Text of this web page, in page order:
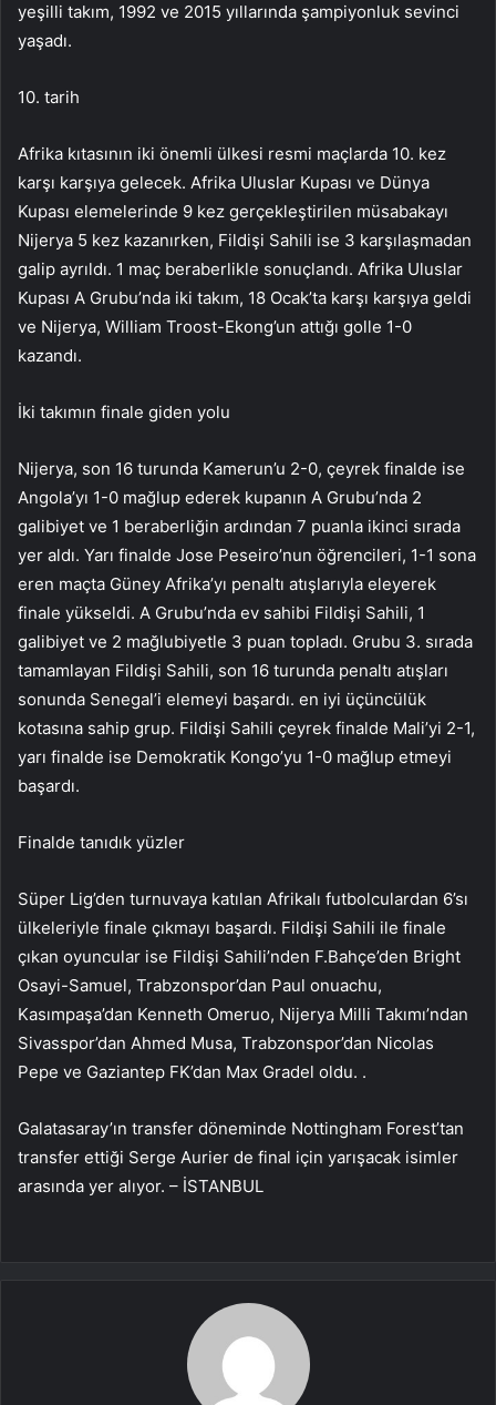
yeşilli takım, 1992 ve 2015 yıllarında şampiyonluk sevinci
yaşadı.
10. tarih
Afrika kıtasının iki önemli ülkesi resmi maçlarda 10. kez
karşı karşıya gelecek. Afrika Uluslar Kupası ve Dünya
Kupası elemelerinde 9 kez gerçekleştirilen müsabakayı
Nijerya 5 kez kazanırken, Fildişi Sahili ise 3 karşılaşmadan
galip ayrıldı. 1 maç beraberlikle sonuçlandı. Afrika Uluslar
Kupası A Grubu’nda iki takım, 18 Ocak’ta karşı karşıya geldi
ve Nijerya, William Troost-Ekong’un attığı golle 1-0
kazandı.
İki takımın finale giden yolu
Nijerya, son 16 turunda Kamerun’u 2-0, çeyrek finalde ise
Angola’yı 1-0 mağlup ederek kupanın A Grubu’nda 2
galibiyet ve 1 beraberliğin ardından 7 puanla ikinci sırada
yer aldı. Yarı finalde Jose Peseiro’nun öğrencileri, 1-1 sona
eren maçta Güney Afrika’yı penaltı atışlarıyla eleyerek
finale yükseldi. A Grubu’nda ev sahibi Fildişi Sahili, 1
galibiyet ve 2 mağlubiyetle 3 puan topladı. Grubu 3. sırada
tamamlayan Fildişi Sahili, son 16 turunda penaltı atışları
sonunda Senegal’i elemeyi başardı. en iyi üçüncülük
kotasına sahip grup. Fildişi Sahili çeyrek finalde Mali’yi 2-1,
yarı finalde ise Demokratik Kongo’yu 1-0 mağlup etmeyi
başardı.
Finalde tanıdık yüzler
Süper Lig’den turnuvaya katılan Afrikalı futbolculardan 6’sı
ülkeleriyle finale çıkmayı başardı. Fildişi Sahili ile finale
çıkan oyuncular ise Fildişi Sahili’nden F.Bahçe’den Bright
Osayi-Samuel, Trabzonspor’dan Paul onuachu,
Kasımpaşa’dan Kenneth Omeruo, Nijerya Milli Takımı’ndan
Sivasspor’dan Ahmed Musa, Trabzonspor’dan Nicolas
Pepe ve Gaziantep FK’dan Max Gradel oldu. .
Galatasaray’ın transfer döneminde Nottingham Forest’tan
transfer ettiği Serge Aurier de final için yarışacak isimler
arasında yer alıyor. – İSTANBUL